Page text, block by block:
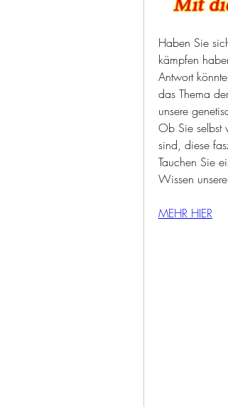
Haben Sie
kämpfen
Antwort
das Thema
unsere
Ob Sie selbst
sind, diese
Tauchen Sie
Wissen
MEHR HIER